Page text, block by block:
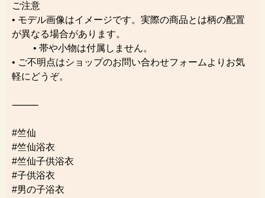
ご注意
• モデル画像はイメージです。実際の商品とは柄の配置
が異なる場合があります。
• 帯や小物は付属しません。
• ご不明点はショップのお問い合わせフォームよりお気
軽にどうぞ。
⸻
#竺仙
#竺仙浴衣
#竺仙子供浴衣
#子供浴衣
#男の子浴衣